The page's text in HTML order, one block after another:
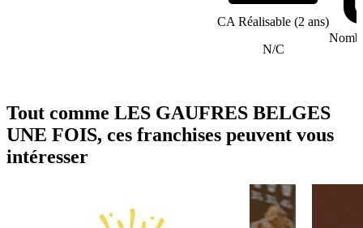
CA Réalisable (2 ans)
N/C
Tout comme LES GAUFRES BELGES
UNE FOIS, ces franchises peuvent vous
intéresser